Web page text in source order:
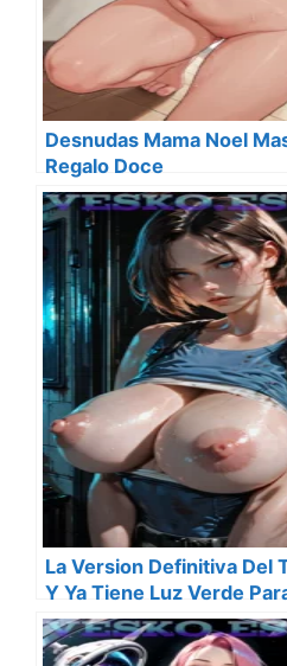
Desnudas Mama Noel
Regalo Doce
La Version Definitiva Del
Y Ya Tiene Luz Verde
Produccion Que